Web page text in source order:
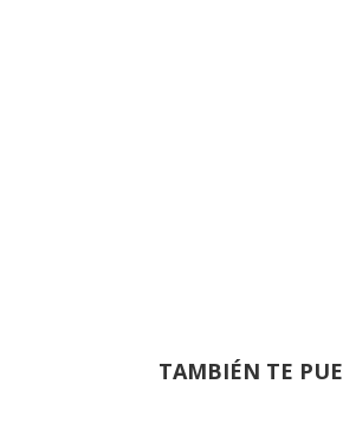
TAMBIÉN TE